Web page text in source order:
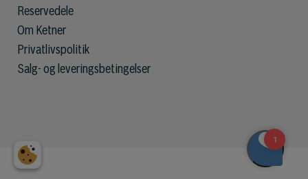
Reservedele
Om Ketner
Privatlivspolitik
Salg- og leveringsbetingelser